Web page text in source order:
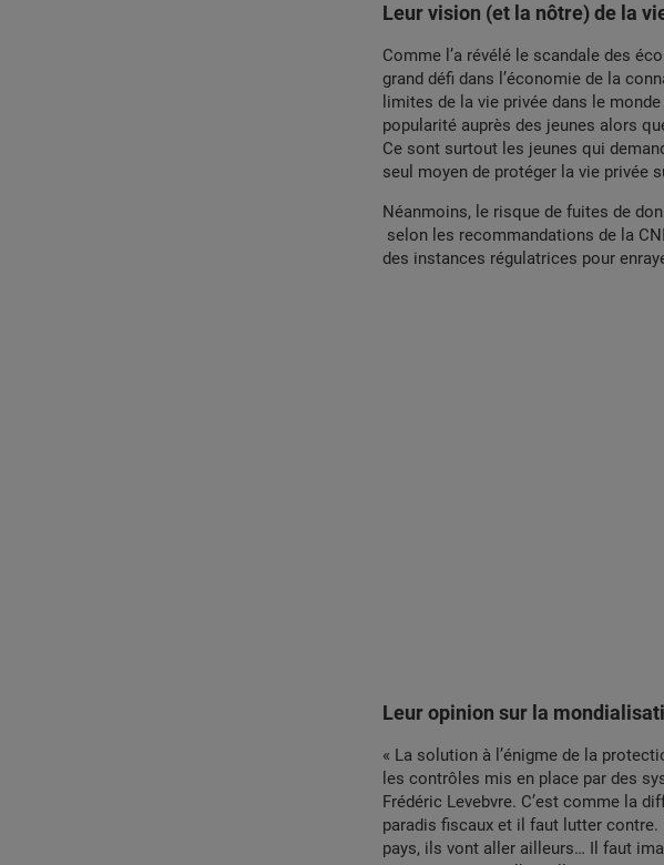
Leur vision (et la nôtre) de la
Comme l’a révélé le scandale des
grand défi dans l’économie de la
limites de la vie privée dans le
popularité auprès des jeunes alors
Ce sont surtout les jeunes qui
seul moyen de protéger la vie privée
Néanmoins, le risque de fuites de
selon les recommandations de la
des instances régulatrices pour
Leur opinion sur la
« La solution à l’énigme de la
les contrôles mis en place par des
Frédéric Levebvre. C’est comme la
paradis fiscaux et il faut lutter
pays, ils vont aller ailleurs… Il faut